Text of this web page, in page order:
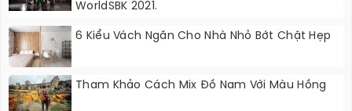
WorldSBK 2021.
6 Kiểu Vách Ngăn Cho Nhà Nhỏ Bớt Chật Hẹp
Tham Khảo Cách Mix Đồ Nam Với Màu Hồng